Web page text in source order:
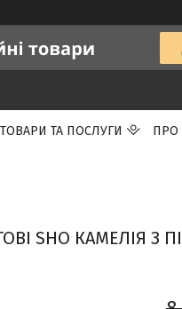
ТОВАРИ ТА ПОСЛУГИ ПРО
SHO КАМЕЛІЯ З